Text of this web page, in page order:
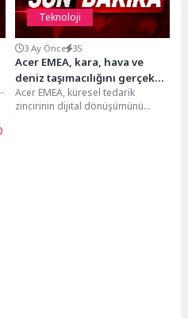
Teknoloji
3 Ay Önce 35
Acer EMEA, kara, hava ve
deniz taşımacılığını gerçek
zamanlı olarak takip etmek
ve tüm lojistik ağındaki CO2
Acer EMEA, küresel tedarik
zincirinin dijital dönüşümünü